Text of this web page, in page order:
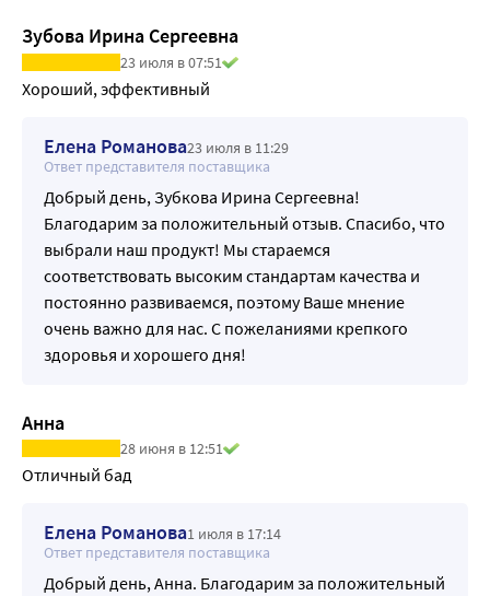
Зубова Ирина Сергеевна
23 июля в 07:51
Хороший, эффективный
Елена Романова23 июля в 11:29
Ответ представителя поставщика
Добрый день, Зубкова Ирина Сергеевна!
Благодарим за положительный отзыв. Спасибо, что
выбрали наш продукт! Мы стараемся
соответствовать высоким стандартам качества и
постоянно развиваемся, поэтому Ваше мнение
очень важно для нас. С пожеланиями крепкого
здоровья и хорошего дня!
Анна
28 июня в 12:51
Отличный бад
Елена Романова1 июля в 17:14
Ответ представителя поставщика
Добрый день, Анна. Благодарим за положительный